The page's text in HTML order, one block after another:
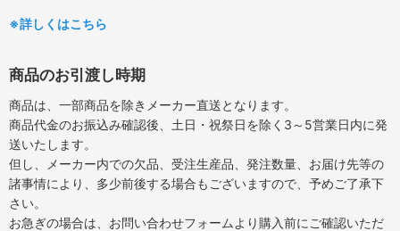
※詳しくはこちら
商品のお引渡し時期
商品は、一部商品を除きメーカー直送となります。
商品代金のお振込み確認後、土日・祝祭日を除く3～5営業日内に発
送いたします。
但し、メーカー内での欠品、受注生産品、発注数量、お届け先等の
諸事情により、多少前後する場合もございますので、予めご了承下
さい。
お急ぎの場合は、お問い合わせフォームより購入前にご確認いただ